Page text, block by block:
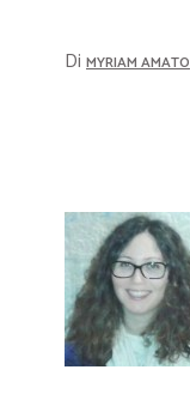
Di MYRIAM AMATO